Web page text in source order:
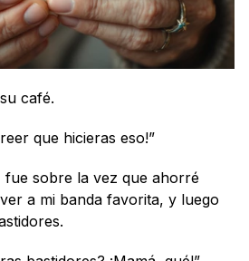
café.
que hicieras eso!”
fue sobre la vez que ahorré
a mi banda favorita, y luego